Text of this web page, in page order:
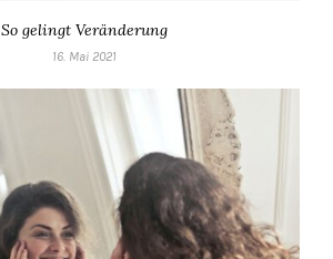
So gelingt Veränderung
16. Mai 2021